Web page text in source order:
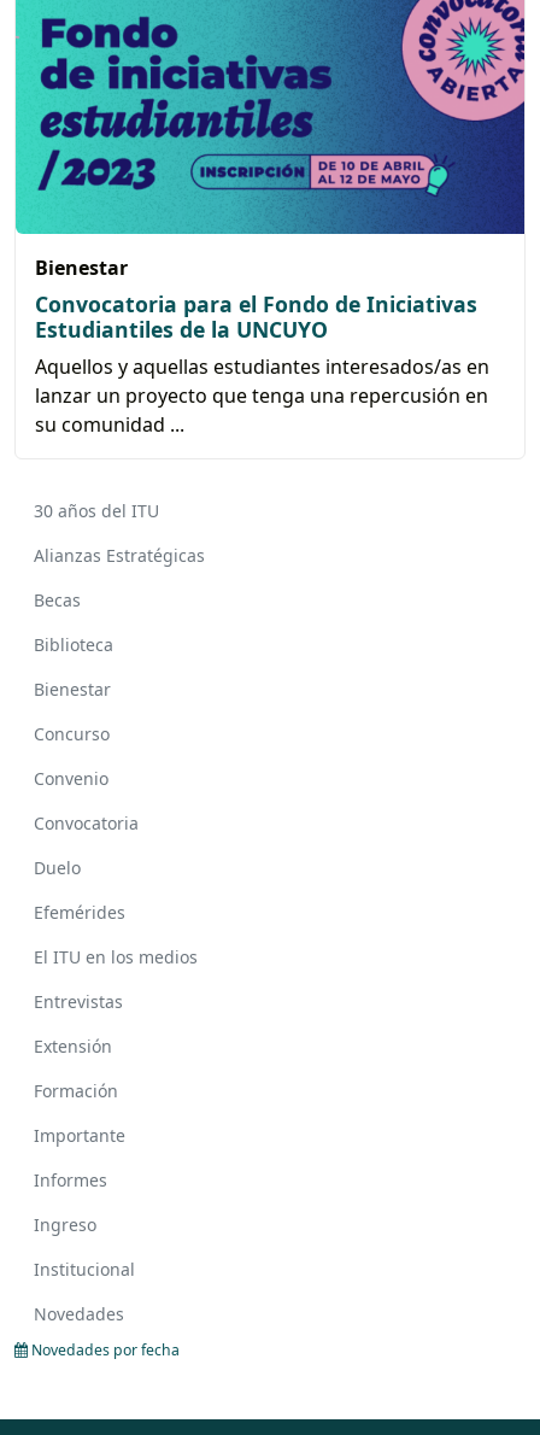
Bienestar
Convocatoria para el Fondo de Iniciativas
Estudiantiles de la UNCUYO
Aquellos y aquellas estudiantes interesados/as en
lanzar un proyecto que tenga una repercusión en
su comunidad ...
30 años del ITU
Alianzas Estratégicas
Becas
Biblioteca
Bienestar
Concurso
Convenio
Convocatoria
Duelo
Efemérides
El ITU en los medios
Entrevistas
Extensión
Formación
Importante
Informes
Ingreso
Institucional
Novedades
Novedades por fecha